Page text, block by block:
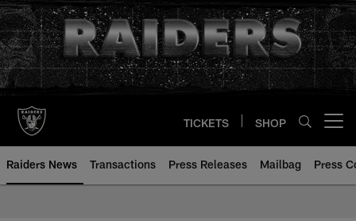
Skip
to
main
content
TICKETS SHOP
Raiders News Transactions Press Releases Mailbag Press